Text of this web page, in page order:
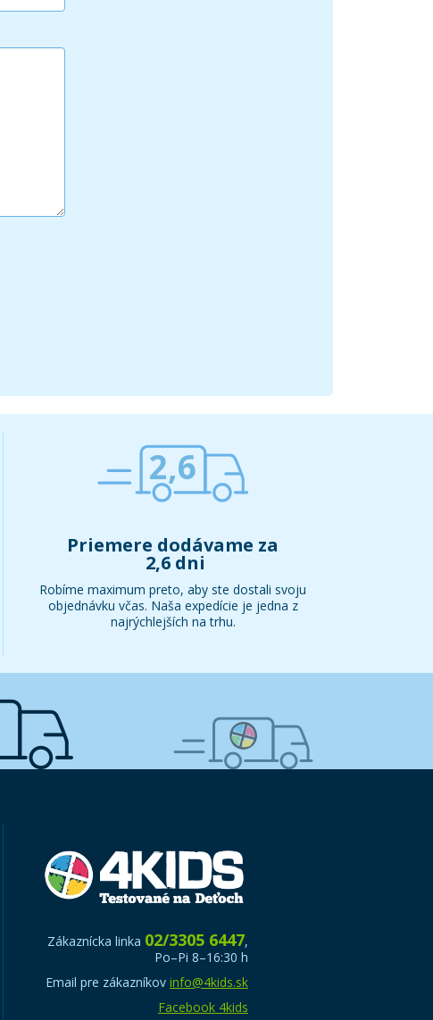
2,6
Priemere dodávame za
2,6 dni
Robíme maximum preto, aby ste dostali svoju
objednávku včas. Naša expedície je jedna z
najrýchlejších na trhu.
Zákaznícka linka 02/3305 6447,
Po–Pi 8–16:30 h
Email pre zákazníkov info@4kids.sk
Facebook 4kids